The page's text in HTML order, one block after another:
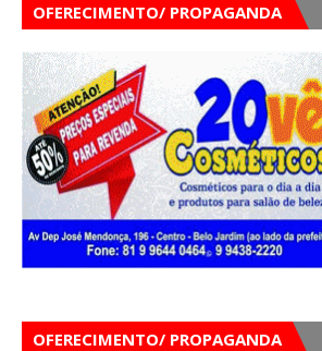
OFERECIMENTO/ PROPAGANDA
OFERECIMENTO/ PROPAGANDA